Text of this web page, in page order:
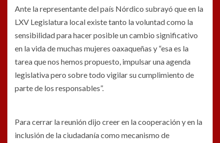
Ante la representante del país Nórdico subrayó que en la
LXV Legislatura local existe tanto la voluntad como la
sensibilidad para hacer posible un cambio significativo
en la vida de muchas mujeres oaxaqueñas y “esa es la
tarea que nos hemos propuesto, impulsar una agenda
legislativa pero sobre todo vigilar su cumplimiento de
parte de los responsables”.
Para cerrar la reunión dijo creer en la cooperación y en la
inclusión de la ciudadanía como mecanismo de